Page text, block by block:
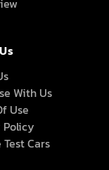
With Us
Use
Test Cars